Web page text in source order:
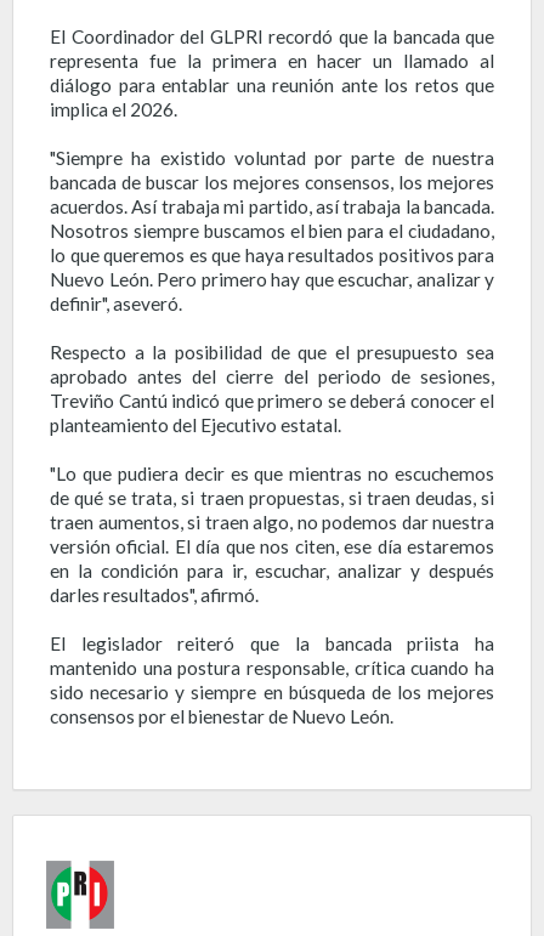
El Coordinador del GLPRI recordó que la bancada que
representa fue la primera en hacer un llamado al
diálogo para entablar una reunión ante los retos que
implica el 2026.
"Siempre ha existido voluntad por parte de nuestra
bancada de buscar los mejores consensos, los mejores
acuerdos. Así trabaja mi partido, así trabaja la bancada.
Nosotros siempre buscamos el bien para el ciudadano,
lo que queremos es que haya resultados positivos para
Nuevo León. Pero primero hay que escuchar, analizar y
definir", aseveró.
Respecto a la posibilidad de que el presupuesto sea
aprobado antes del cierre del periodo de sesiones,
Treviño Cantú indicó que primero se deberá conocer el
planteamiento del Ejecutivo estatal.
"Lo que pudiera decir es que mientras no escuchemos
de qué se trata, si traen propuestas, si traen deudas, si
traen aumentos, si traen algo, no podemos dar nuestra
versión oficial. El día que nos citen, ese día estaremos
en la condición para ir, escuchar, analizar y después
darles resultados", afirmó.
El legislador reiteró que la bancada priista ha
mantenido una postura responsable, crítica cuando ha
sido necesario y siempre en búsqueda de los mejores
consensos por el bienestar de Nuevo León.